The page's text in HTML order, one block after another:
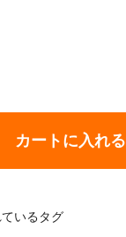
カートに入れる
いるタグ